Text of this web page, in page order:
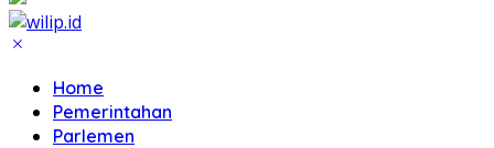
Home
Pemerintahan
Parlemen